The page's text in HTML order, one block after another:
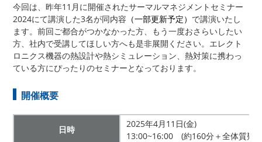
今回は、昨年11月に開催されたサーマルマネジメントセミナー
2024にて講演した3名が同内容 （一部更新予定） で講演いたし
ます。前回ご都合がつかなかった方、もう一度おさらいしたい
方、社内で受講してほしい方へも是非展開ください。エレクト
ロニクス機器の熱設計や熱シミュレーション、熱対策に携わっ
ている方にぴったりのセミナーとなっております。
開催概要
日時
2025年4月11日(金)
13:00~16:00 (約160分＋全体質疑